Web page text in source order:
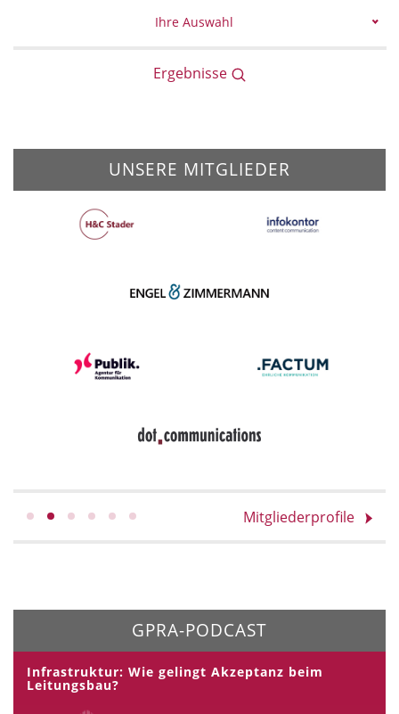
Ihre Auswahl
Ergebnisse
UNSERE MITGLIEDER
Mitgliederprofile
GPRA-PODCAST
Infrastruktur: Wie gelingt Akzeptanz beim
Leitungsbau?